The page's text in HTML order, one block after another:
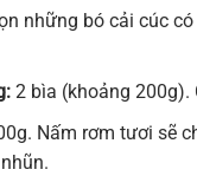
những bó cải cúc
2 bìa (khoảng 200g).
Nấm rơm tươi sẽ